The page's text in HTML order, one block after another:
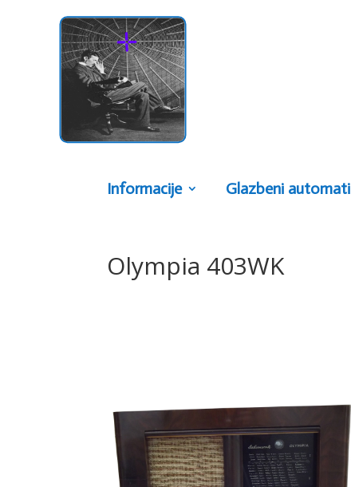
Informacije Glazbeni automati
Olympia 403WK